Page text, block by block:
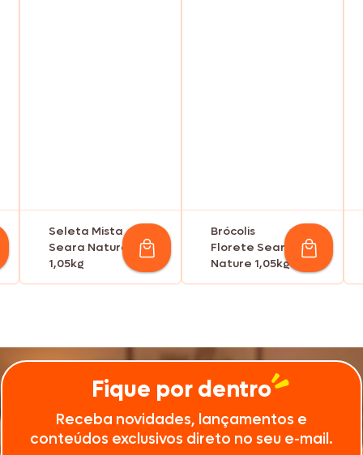
Seleta Mista
Seara Nature
1,05kg
Brócolis
Florete Seara
Nature 1,05kg
Fique por dentro
Receba novidades, lançamentos e
conteúdos exclusivos direto no seu e-mail.